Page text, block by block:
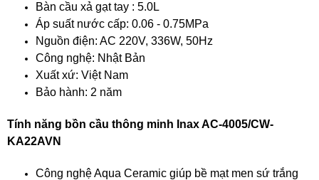
Bàn cầu xả gạt tay : 5.0L
Áp suất nước cấp: 0.06 - 0.75MPa
Nguồn điện: AC 220V, 336W, 50Hz
Công nghệ: Nhật Bản
Xuất xứ: Việt Nam
Bảo hành: 2 năm
Tính năng bồn cầu thông minh Inax AC-4005/CW-
KA22AVN
Công nghệ Aqua Ceramic giúp bề mạt men sứ trắng